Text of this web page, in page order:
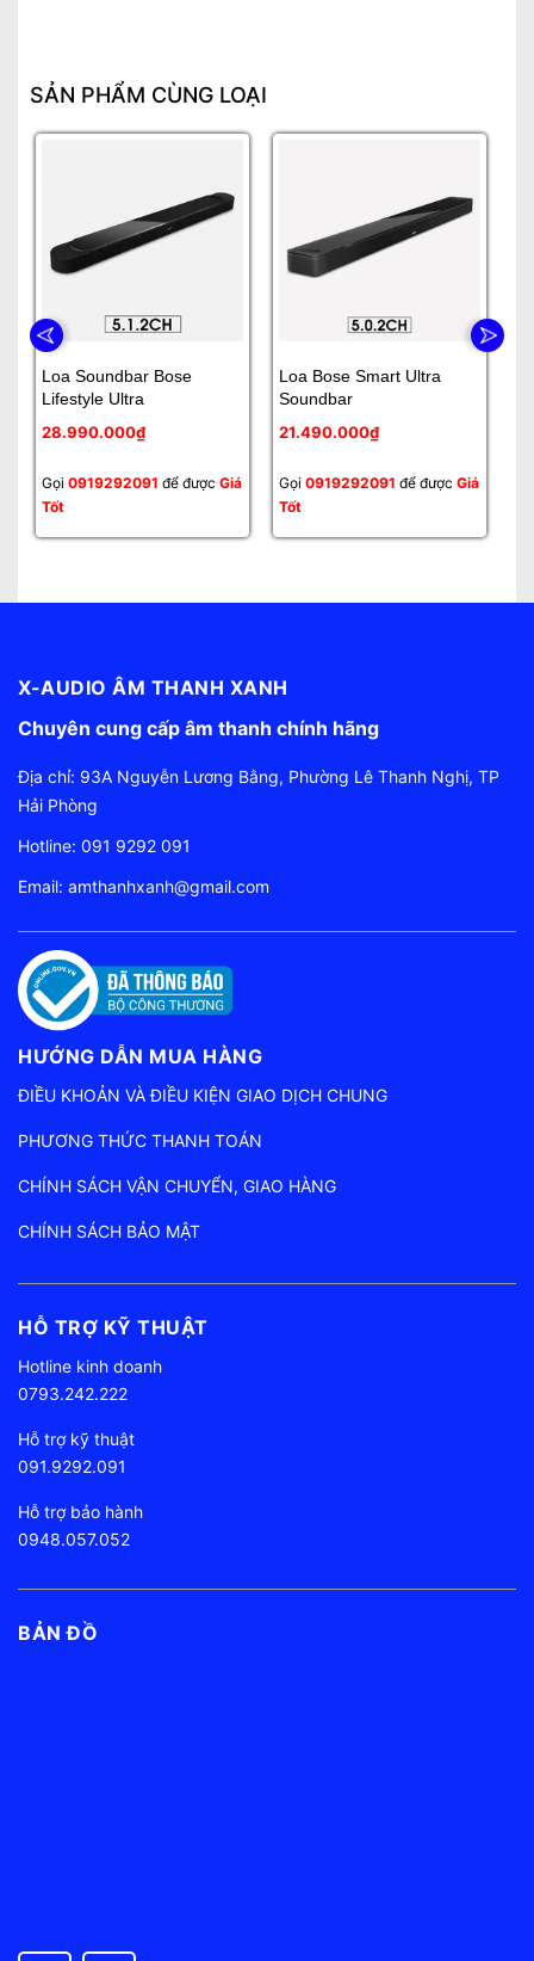
SẢN PHẨM CÙNG LOẠI
Loa Soundbar Bose
Lifestyle Ultra
28.990.000₫
Gọi 0919292091 để được Giá
Tốt
Loa Bose Smart Ultra
Soundbar
21.490.000₫
Gọi 0919292091 để được Giá
Tốt
X-AUDIO ÂM THANH XANH
Chuyên cung cấp âm thanh chính hãng
Địa chỉ: 93A Nguyễn Lương Bằng, Phường Lê Thanh Nghị, TP
Hải Phòng
Hotline: 091 9292 091
Email: amthanhxanh@gmail.com
HƯỚNG DẪN MUA HÀNG
ĐIỀU KHOẢN VÀ ĐIỀU KIỆN GIAO DỊCH CHUNG
PHƯƠNG THỨC THANH TOÁN
CHÍNH SÁCH VẬN CHUYỂN, GIAO HÀNG
CHÍNH SÁCH BẢO MẬT
HỖ TRỢ KỸ THUẬT
Hotline kinh doanh
0793.242.222
Hỗ trợ kỹ thuật
091.9292.091
Hỗ trợ bảo hành
0948.057.052
BẢN ĐỒ